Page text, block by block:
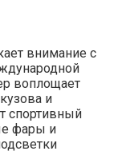
внимание с
воплощает
и
спортивный
фары и